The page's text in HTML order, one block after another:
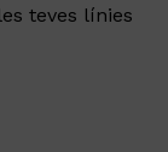
teves línies